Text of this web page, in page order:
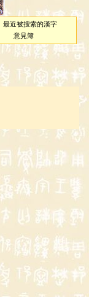
最近被搜索的漢字
意見簿